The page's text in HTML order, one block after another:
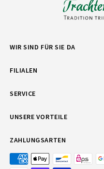
WIR SIND FÜR SIE DA
FILIALEN
SERVICE
UNSERE VORTEILE
ZAHLUNGSARTEN